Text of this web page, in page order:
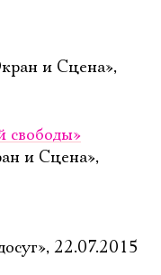
и Сцена»,
свободы»
и Сцена»,
22.07.2015